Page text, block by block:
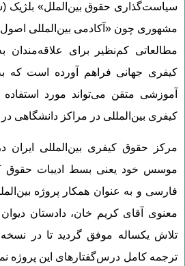
سیاست‌گذاری حقوق بین‌الملل» بلژیک
مشهوری چون «آکادمی بین‌المللی
مطالعاتی کم‌نظیر برای
کیفری جهانی فراهم آورده است که
آموزشی متقن می‌تواند مورد
کیفری بین‌المللی در مراکز دانشگاهی
مرکز حقوق کیفری بین‌المللی ایران
موسس خود یعنی بسط ادیبات حقوق
فارسی و به عنوان همکار پروژه
معنوی آقای کریم خان، دادستان دیوان
تلاش یکساله موفق گردید تا در
ترجمه کامل درس‌گفتارهای این پروژه